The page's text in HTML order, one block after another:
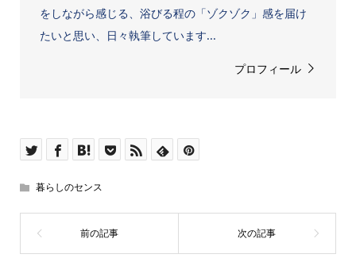
をしながら感じる、浴びる程の「ゾクゾク」感を届け
たいと思い、日々執筆しています...
プロフィール
暮らしのセンス